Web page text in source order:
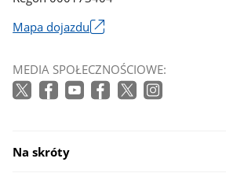
Mapa dojazdu
się
w
MEDIA SPOŁECZNOŚCIOWE:
Na skróty